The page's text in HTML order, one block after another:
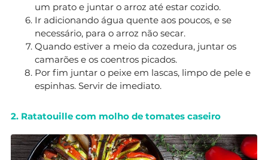
um prato e juntar o arroz até estar cozido.
Ir adicionando água quente aos poucos, e se
necessário, para o arroz não secar.
Quando estiver a meio da cozedura, juntar os
camarões e os coentros picados.
Por fim juntar o peixe em lascas, limpo de pele e
espinhas. Servir de imediato.
2. Ratatouille com molho de tomates caseiro